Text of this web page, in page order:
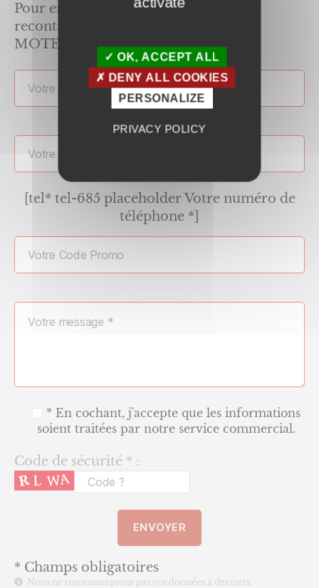
Pour en profiter, demandez à être
recontacté en renseignant le code
MOTEUR2022 :
[tel* tel-685 placeholder Votre numéro de
téléphone *]
* En cochant, j'accepte que les informations
soient traitées par notre service commercial.
Code de sécurité * :
* Champs obligatoires
Nous ne communiquons pas vos données à des tiers.
OK, ACCEPT ALL
DENY ALL COOKIES
PERSONALIZE
PRIVACY POLICY